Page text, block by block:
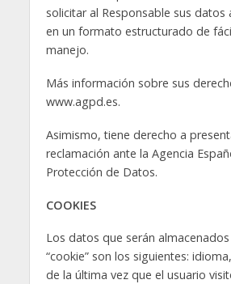
solicitar al Responsable sus
en un formato estructurado de
manejo.
Más información sobre sus
www.agpd.es.
Asimismo, tiene derecho a
reclamación ante la Agencia
Protección de Datos.
COOKIES
Los datos que serán
“cookie” son los siguientes:
de la última vez que el usuario